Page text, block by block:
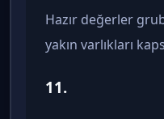
Hazır değerler
yakın varlıkları
11.